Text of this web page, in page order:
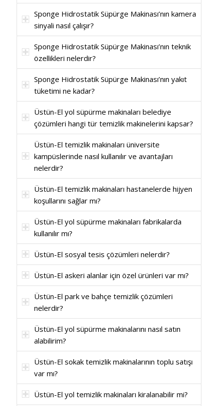
Sponge Hidrostatik Süpürge Makinası’nın kamera
sinyali nasıl çalışır?
Sponge Hidrostatik Süpürge Makinası’nın teknik
özellikleri nelerdir?
Sponge Hidrostatik Süpürge Makinası’nın yakıt
tüketimi ne kadar?
Üstün-El yol süpürme makinaları belediye
çözümleri hangi tür temizlik makinelerini kapsar?
Üstün-El temizlik makinaları üniversite
kampüslerinde nasıl kullanılır ve avantajları
nelerdir?
Üstün-El temizlik makinaları hastanelerde hijyen
koşullarını sağlar mı?
Üstün-El yol süpürme makinaları fabrikalarda
kullanılır mı?
Üstün-El sosyal tesis çözümleri nelerdir?
Üstün-El askeri alanlar için özel ürünleri var mı?
Üstün-El park ve bahçe temizlik çözümleri
nelerdir?
Üstün-El yol süpürme makinalarını nasıl satın
alabilirim?
Üstün-El sokak temizlik makinalarının toplu satışı
var mı?
Üstün-El yol temizlik makinaları kiralanabilir mi?